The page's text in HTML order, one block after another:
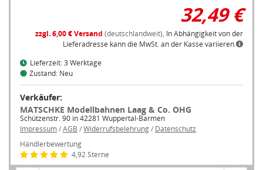
32,49 €
zzgl. 6,00 € Versand (deutschlandweit), In Abhängigkeit von der
Lieferadresse kann die MwSt. an der Kasse variieren.
Lieferzeit: 3 Werktage
Zustand: Neu
Verkäufer:
MATSCHKE Modellbahnen Laag & Co. OHG
Schützenstr. 90 in 42281 Wuppertal-Barmen
Impressum/AGB /Widerrufsbelehrung/ Datenschutz
Händlerbewertung
4,92 Sterne